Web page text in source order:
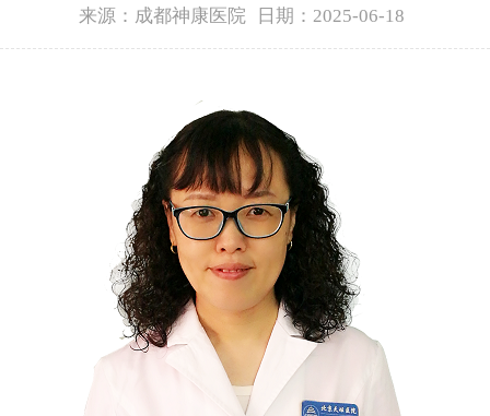
来源：成都神康医院 日期：2025-06-18